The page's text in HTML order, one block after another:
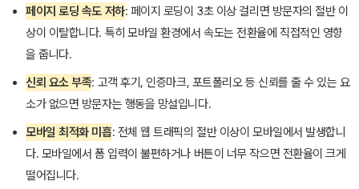
페이지 로딩 속도 저하: 페이지 로딩이 3초 이상 걸리면 방문자의 절반 이
상이 이탈합니다. 특히 모바일 환경에서 속도는 전환율에 직접적인 영향
을 줍니다.
신뢰 요소 부족: 고객 후기, 인증마크, 포트폴리오 등 신뢰를 줄 수 있는 요
소가 없으면 방문자는 행동을 망설입니다.
모바일 최적화 미흡: 전체 웹 트래픽의 절반 이상이 모바일에서 발생합니
다. 모바일에서 폼 입력이 불편하거나 버튼이 너무 작으면 전환율이 크게
떨어집니다.